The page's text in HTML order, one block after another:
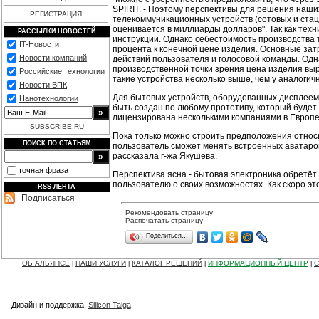
РЕГИСТРАЦИЯ
РАССЫЛКИ НОВОСТЕЙ
IT-Новости
Новости компаний
Российские технологии
Новости ВПК
Нанотехнологии
SUBSCRIBE.RU
ПОИСК ПО СТАТЬЯМ
точная фраза
RSS-ЛЕНТА
Подписаться
SPIRIT. - Поэтому перспективы для решения
телекоммуникационных устройств (сотовых и
оценивается в миллиарды долларов". Так как
инструкции. Однако себестоимость
процента к конечной цене изделия. Основные
действий пользователя и голосовой команды.
производственной точки зрения цена изделия
такие устройства несколько выше, чем у
Для бытовых устройств, оборудованных
быть создан по любому прототипу, который
лицензирована несколькими компаниями в
Пока только можно строить предположения
пользователь сможет менять встроенных
рассказала г-жа Якушева.
Перспектива ясна - бытовая электроника
пользователю о своих возможностях. Как скоро
Рекомендовать страницу
Распечатать страницу
Поделиться…
ОБ АЛЬЯНСЕ НАШИ УСЛУГИ КАТАЛОГ РЕШЕНИЙ ИНФОРМАЦИОННЫЙ ЦЕНТР
Дизайн и поддержка: Silicon Taiga